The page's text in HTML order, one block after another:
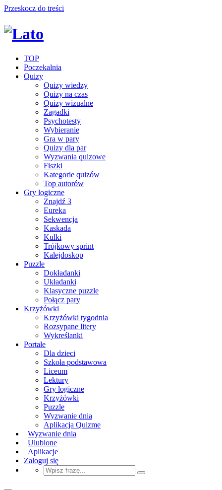
Przeskocz do treści
TOP
Poczekalnia
Quizy
Quizy wiedzy
Quizy na czas
Quizy wizualne
Zagadki
Psychotesty
Wybieranie
Gra w pary
Quizy dla par
Wyzwania quizowe
Fiszki
Kategorie quizów
Top autorów
Gry logiczne
Znajdź 3
Eureka
Sekwencja
Kaskada
Kulki
Trójkowy sprint
Kalejdoskop
Puzzle
Dokładanki
Układanki
Klasyczne puzzle
Połącz pary
Krzyżówki
Krzyżówki tygodnia
Rozsypane litery
Wykreślanki
Portale
Dla dzieci
Szkoła podstawowa
Liceum
Lektury
Gry logiczne
Krzyżówki
Puzzle
Wyzwanie dnia
Aplikacja Quizme
Wyzwanie dnia
Ulubione
Aplikacje
Zaloguj się